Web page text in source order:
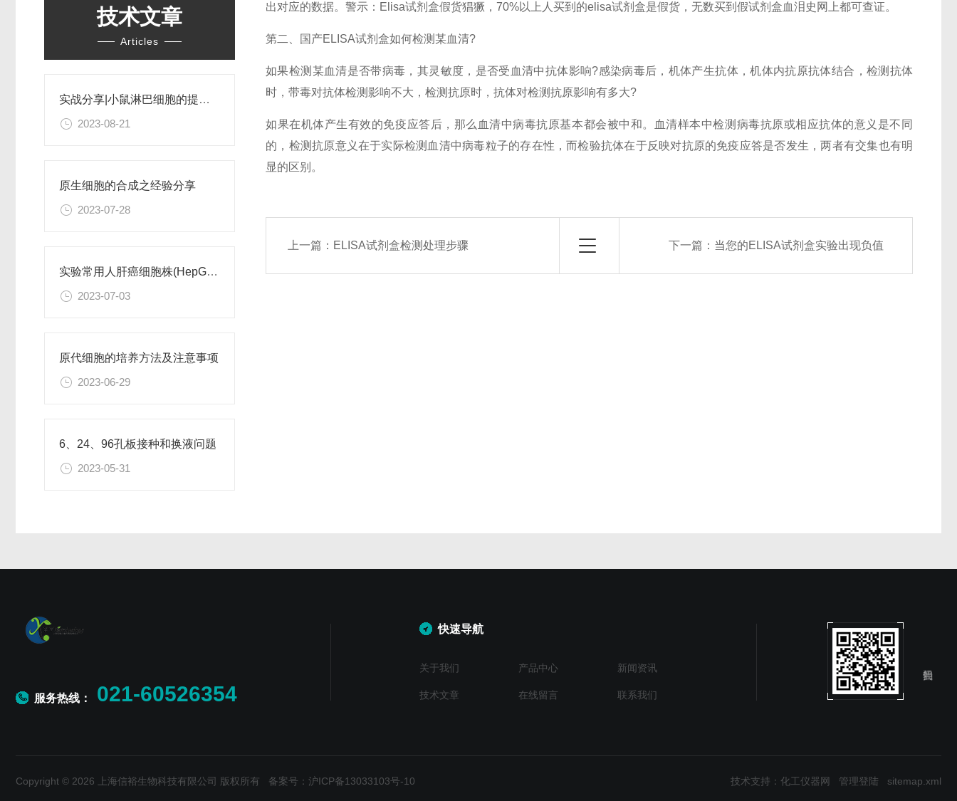
技术文章
Articles
实战分享|小鼠淋巴细胞的提取和分选之经验小结
2023-08-21
原生细胞的合成之经验分享
2023-07-28
实验常用人肝癌细胞株(HepG2/Hep3B,HuH-7,MHCC97H,PLC/PRF/5)怎么选？
2023-07-03
原代细胞的培养方法及注意事项
2023-06-29
6、24、96孔板接种和换液问题
2023-05-31
出对应的数据。警示：Elisa试剂盒假货猖獗，70%以上人买到的elisa试剂盒是假货，无数买到假试剂盒血泪史网上都可查证。
第二、国产ELISA试剂盒如何检测某血清?
如果检测某血清是否带病毒，其灵敏度，是否受血清中抗体影响?感染病毒后，机体产生抗体，机体内抗原抗体结合，检测抗体
时，带毒对抗体检测影响不大，检测抗原时，抗体对检测抗原影响有多大?
如果在机体产生有效的免疫应答后，那么血清中病毒抗原基本都会被中和。血清样本中检测病毒抗原或相应抗体的意义是不同
的，检测抗原意义在于实际检测血清中病毒粒子的存在性，而检验抗体在于反映对抗原的免疫应答是否发生，两者有交集也有明
显的区别。
上一篇： ELISA试剂盒检测处理步骤 下一篇： 当您的ELISA试剂盒实验出现负值
服务热线： 021-60526354
快速导航
关于我们 产品中心 新闻资讯
技术文章 在线留言 联系我们
Copyright © 2026 上海信裕生物科技有限公司 版权所有 备案号：沪ICP备13033103号-10 技术支持： 化工仪器网 管理登陆 sitemap.xml